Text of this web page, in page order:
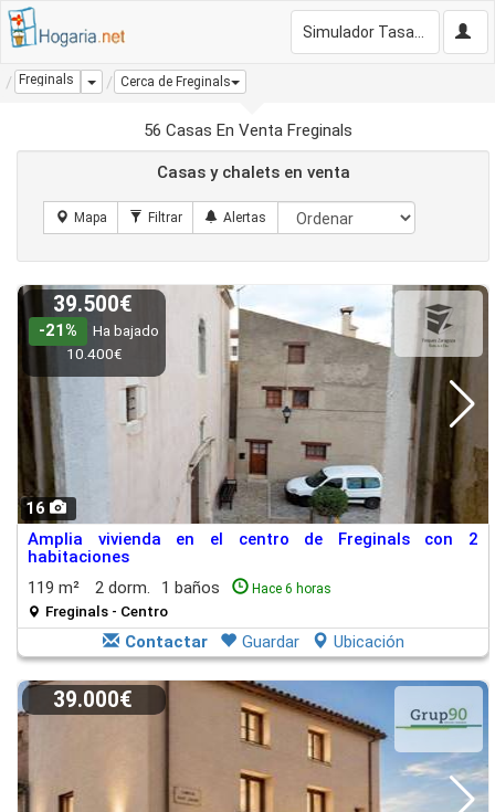
Freginals Dropdown
Cerca de Freginals
56 Casas En Venta Freginals
Casas y chalets en venta
16
39.500€
-21%
Ha bajado
10.400€
Amplia vivienda en el centro de Freginals con 2
habitaciones
119 m²
2 dorm. 1 baños Hace 6 horas
Freginals - Centro
Contactar Guardar Ubicación
39.000€